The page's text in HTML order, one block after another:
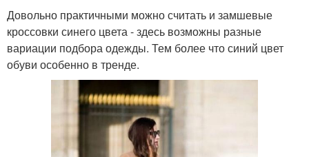
Довольно практичными можно считать и замшевые
кроссовки синего цвета - здесь возможны разные
вариации подбора одежды. Тем более что синий цвет
обуви особенно в тренде.